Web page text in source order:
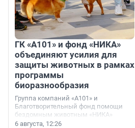
ГК «А101» и фонд «НИКА»
объединяют усилия для
защиты животных в рамках
программы
биоразнообразия
Группа компаний «А101» и
Благотворительный фонд помощи
бездомным животным «НИКА»
заключили соглашение о
6 августа, 12:26